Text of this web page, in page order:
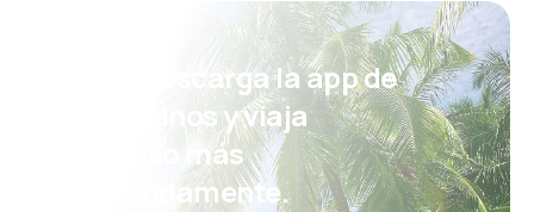
¡Eh! Descarga la app de
eDestinos y viaja
incluso más
cómodamente.